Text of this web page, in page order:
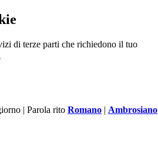
di terze parti che richiedono il tuo
| Parola rito Romano | Ambrosiano